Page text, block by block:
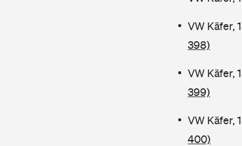
VW Käfer,
398)
VW Käfer,
399)
VW Käfer,
400)